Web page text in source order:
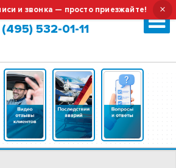
и звонка — просто приезжайте! ×
(сменить город?)
532-01-11